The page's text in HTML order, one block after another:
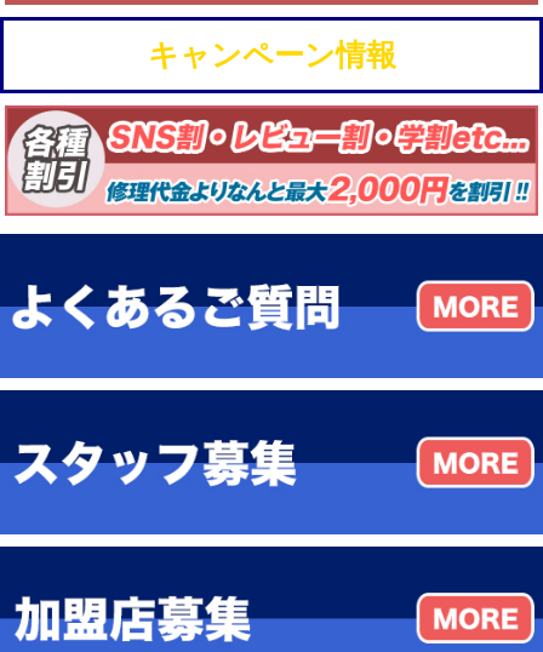
キャンペーン情報